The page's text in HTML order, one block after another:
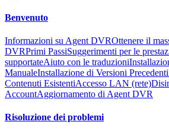
Benvenuto
Informazioni su Agent DVROttenere il
DVRPrimi PassiSuggerimenti per le
supportateAiuto con le traduzioni
ManualeInstallazione di Versioni Precedenti
Contenuti EsistentiAccesso LAN (rete)
AccountAggiornamento di Agent DVR
Risoluzione dei problemi